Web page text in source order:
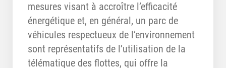
mesures visant à accroître l’efficacité
énergétique et, en général, un parc de
véhicules respectueux de l’environnement
sont représentatifs de l’utilisation de la
télématique des flottes, qui offre la